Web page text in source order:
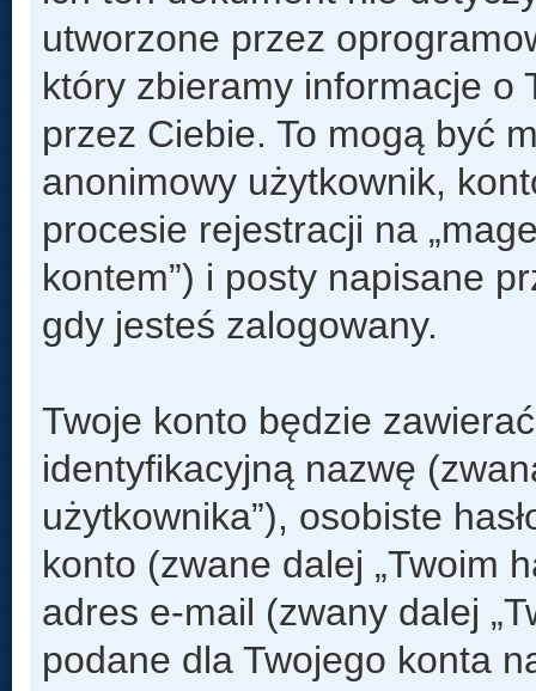
utworzone przez
który zbieramy informacje o
przez Ciebie. To mogą być
anonimowy użytkownik,
procesie rejestracji na
kontem”) i posty napisane
gdy jesteś zalogowany.
Twoje konto będzie
identyfikacyjną nazwę
użytkownika”), osobiste
konto (zwane dalej „Twoim
adres e-mail (zwany dalej
podane dla Twojego konta